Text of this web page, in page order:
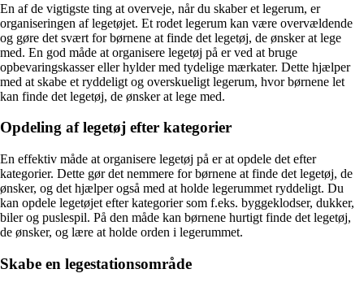
En af de vigtigste ting at overveje, når du skaber et legerum, er
organiseringen af legetøjet. Et rodet legerum kan være overvældende
og gøre det svært for børnene at finde det legetøj, de ønsker at lege
med. En god måde at organisere legetøj på er ved at bruge
opbevaringskasser eller hylder med tydelige mærkater. Dette hjælper
med at skabe et ryddeligt og overskueligt legerum, hvor børnene let
kan finde det legetøj, de ønsker at lege med.
Opdeling af legetøj efter kategorier
En effektiv måde at organisere legetøj på er at opdele det efter
kategorier. Dette gør det nemmere for børnene at finde det legetøj, de
ønsker, og det hjælper også med at holde legerummet ryddeligt. Du
kan opdele legetøjet efter kategorier som f.eks. byggeklodser, dukker,
biler og puslespil. På den måde kan børnene hurtigt finde det legetøj,
de ønsker, og lære at holde orden i legerummet.
Skabe en legestationsområde